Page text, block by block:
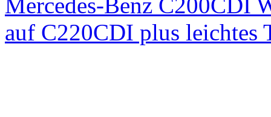
Mercedes-Benz C200CDI
auf C220CDI plus